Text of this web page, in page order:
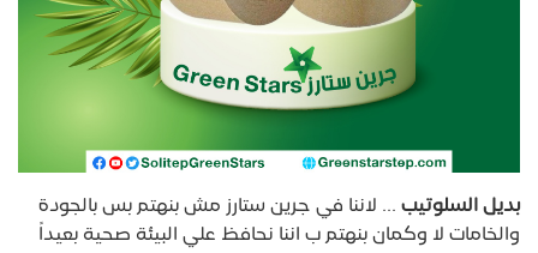
بديل السلوتيب ... لاننا في جرين ستارز مش بنهتم بس بالجودة
والخامات لا وكمان بنهتم ب اننا نحافظ علي البيئة صحية بعيداً